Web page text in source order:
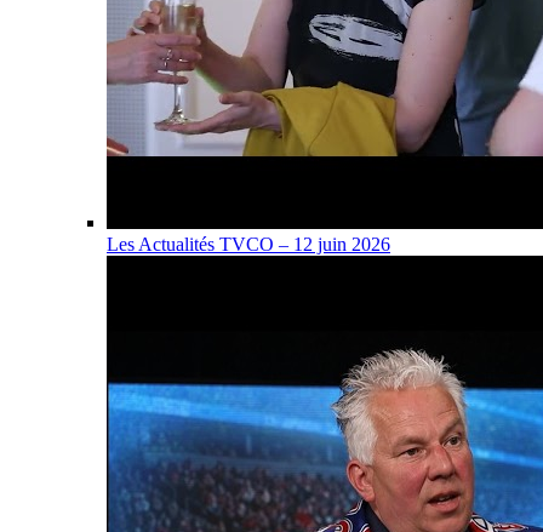
Les Actualités TVCO – 12 juin 2026